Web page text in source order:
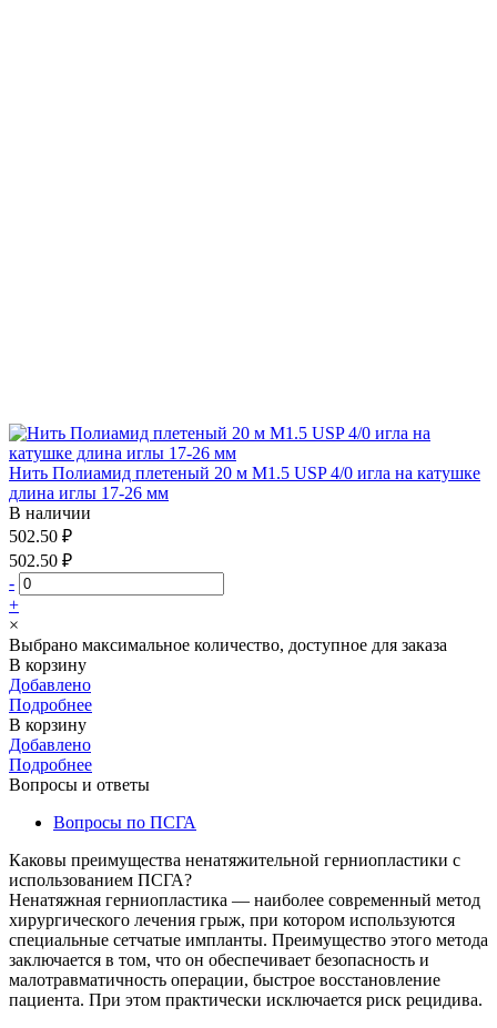
Нить Полиамид плетеный 20 м М1.5 USP 4/0 игла на катушке
длина иглы 17-26 мм
В наличии
502.50 ₽
502.50 ₽
-
+
×
Выбрано максимальное количество, доступное для заказа
В корзину
Добавлено
Подробнее
В корзину
Добавлено
Подробнее
Вопросы и ответы
Вопросы по ПСГА
Каковы преимущества ненатяжительной герниопластики с
использованием ПСГА?
Ненатяжная герниопластика — наиболее современный метод
хирургического лечения грыж, при котором используются
специальные сетчатые импланты. Преимущество этого метода
заключается в том, что он обеспечивает безопасность и
малотравматичность операции, быстрое восстановление
пациента. При этом практически исключается риск рецидива.